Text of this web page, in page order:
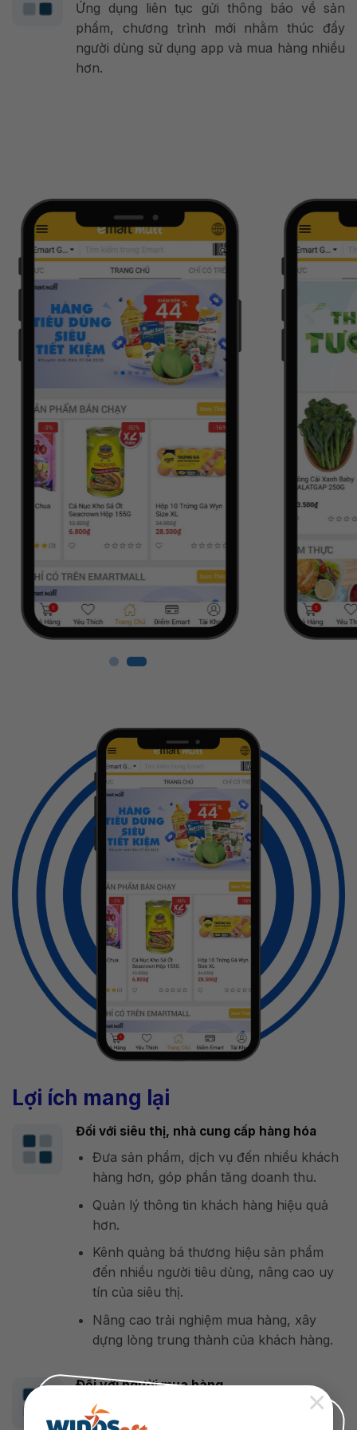
×
Ứng dụng liên tục gửi thông báo về sản
phẩm, chương trình mới nhằm thúc đẩy
người dùng sử dụng app và mua hàng nhiều
hơn.
Lợi ích mang lại
Đối với siêu thị, nhà cung cấp hàng hóa
Đưa sản phẩm, dịch vụ đến nhiều khách
hàng hơn, góp phần tăng doanh thu.
Quản lý thông tin khách hàng hiệu quả
hơn.
Kênh quảng bá thương hiệu sản phẩm
đến nhiều người tiêu dùng, nâng cao uy
tín của siêu thị.
Nâng cao trải nghiệm mua hàng, xây
dựng lòng trung thành của khách hàng.
Đối với người mua hàng
Dễ dàng, thuận tiện mua sắm sản phẩm